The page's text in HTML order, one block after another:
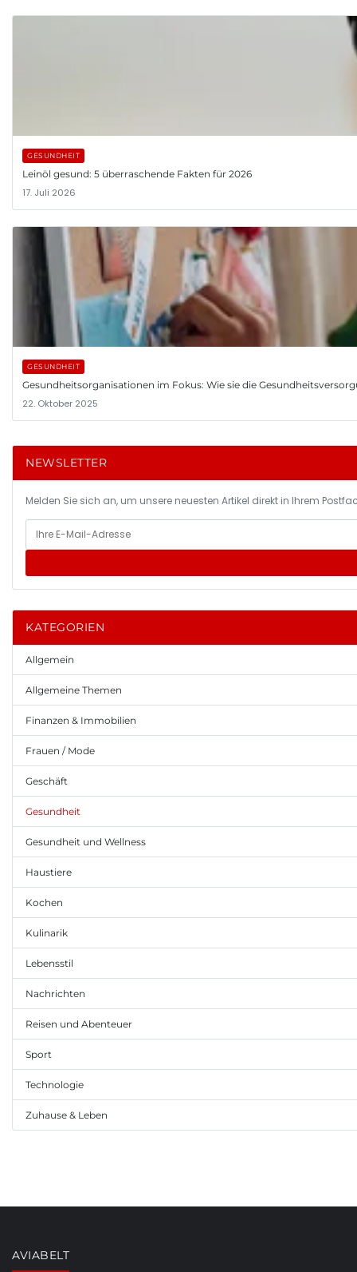
GESUNDHEIT
Leinöl gesund: 5 überraschende Fakten für 2026
17. Juli 2026
GESUNDHEIT
Gesundheitsorganisationen im Fokus: Wie sie die
22. Oktober 2025
NEWSLETTER
Melden Sie sich an, um unsere neuesten Artikel direkt in Ihrem
KATEGORIEN
Allgemein
Allgemeine Themen
Finanzen & Immobilien
Frauen / Mode
Geschäft
Gesundheit
Gesundheit und Wellness
Haustiere
Kochen
Kulinarik
Lebensstil
Nachrichten
Reisen und Abenteuer
Sport
Technologie
Zuhause & Leben
AVIABELT